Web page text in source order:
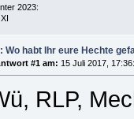
2023:
Wo habt Ihr eure Hechte
#1 am: 15 Juli 2017,
RLP,